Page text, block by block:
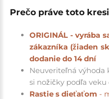
Prečo práve toto
ORIGINÁL - vyrába
zákazníka (žiaden
dodanie do 14 dní
Neuveriteľná výhoda
si nožičky podľa veku
Rastie s dieťaťom -